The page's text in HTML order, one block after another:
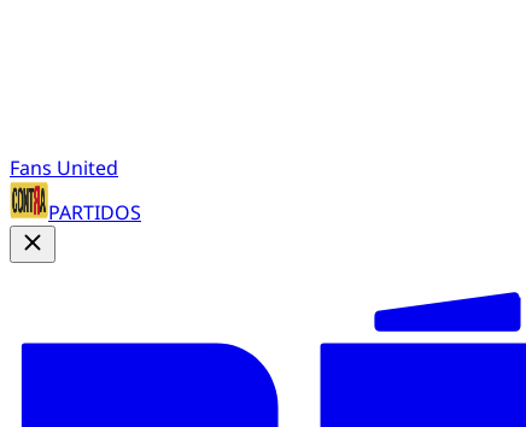
Fans United
PARTIDOS